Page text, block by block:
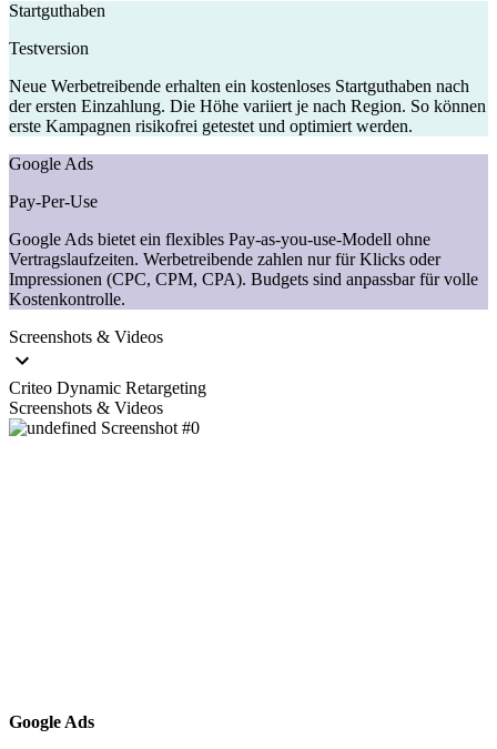
Startguthaben
Testversion
Neue Werbetreibende erhalten ein kostenloses Startguthaben nach
der ersten Einzahlung. Die Höhe variiert je nach Region. So können
erste Kampagnen risikofrei getestet und optimiert werden.
Google Ads
Pay-Per-Use
Google Ads bietet ein flexibles Pay-as-you-use-Modell ohne
Vertragslaufzeiten. Werbetreibende zahlen nur für Klicks oder
Impressionen (CPC, CPM, CPA). Budgets sind anpassbar für volle
Kostenkontrolle.
Screenshots & Videos
Criteo Dynamic Retargeting
Screenshots & Videos
Google Ads